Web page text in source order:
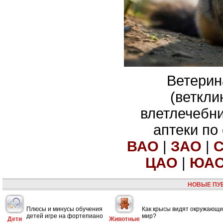
аптеки
ВАО | ЗАО |
ЦАО |
НОВЫЕ
Дети
Плюсы и минусы обучения
детей игре на фортепиано
Животные
Как крысы видят
мир?